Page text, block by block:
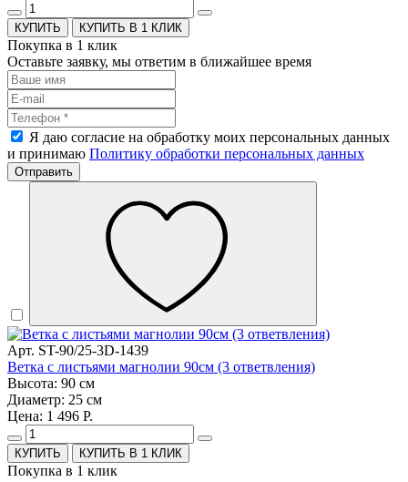
КУПИТЬ В 1 КЛИК
Покупка в 1 клик
Оставьте заявку, мы ответим в ближайшее время
Я даю согласие на обработку моих персональных данных
и принимаю Политику обработки персональных данных
Отправить
Арт. ST-90/25-3D-1439
Ветка с листьями магнолии 90см (3 ответвления)
Высота: 90 см
Диаметр: 25 см
Цена: 1 496 Р.
КУПИТЬ В 1 КЛИК
Покупка в 1 клик